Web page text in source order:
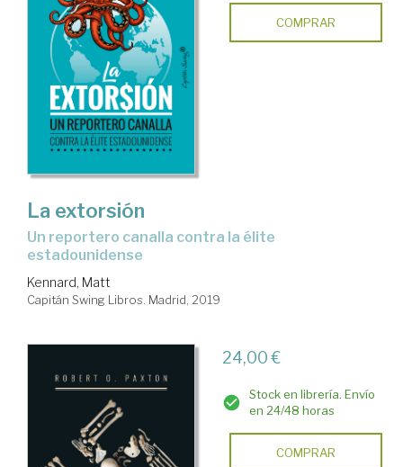
COMPRAR
La extorsión
un reportero canalla contra la élite
estadounidense
Kennard, Matt
Capitán Swing Libros. Madrid, 2019
24,00 €
Stock en librería. Envío
en 24/48 horas
COMPRAR